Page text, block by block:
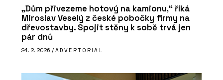
„Dům přivezeme hotový na kamionu,“ říká
Miroslav Veselý z české pobočky firmy na
dřevostavby. Spojit stěny k sobě trvá jen
pár dnů
24. 2. 2026 / ADVERTORIAL